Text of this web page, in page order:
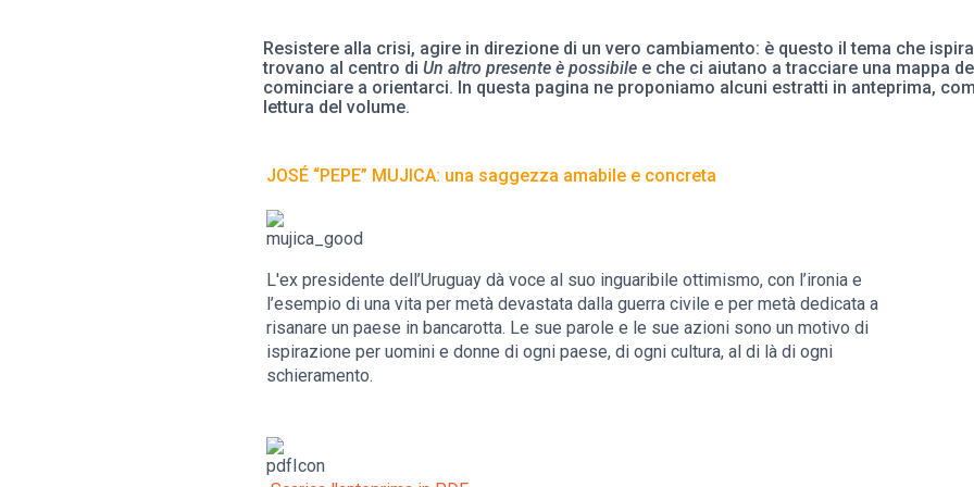
Resistere alla crisi, agire in direzione di un vero cambiamento: è questo il tema che
trovano al centro di Un altro presente è possibile e che ci aiutano a tracciare una mappa
cominciare a orientarci. In questa pagina ne proponiamo alcuni estratti in anteprima,
lettura del volume.
JOSÉ “PEPE” MUJICA: una saggezza amabile e concreta
L'ex presidente dell’Uruguay dà voce al suo inguaribile ottimismo, con l’ironia e
l’esempio di una vita per metà devastata dalla guerra civile e per metà dedicata a
risanare un paese in bancarotta. Le sue parole e le sue azioni sono un motivo di
ispirazione per uomini e donne di ogni paese, di ogni cultura, al di là di ogni
schieramento.